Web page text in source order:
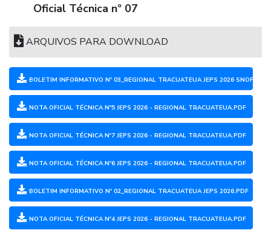
Oficial Técnica nº 07
ARQUIVOS PARA DOWNLOAD
BOLETIM INFORMATIVO Nº 03_REGIONAL TRACUATEUA JEPS 2026 SNOF.PDF
NOTA OFICIAL TÉCNICA Nº5 JEPS 2026 - REGIONAL TRACUATEUA.PDF
NOTA OFICIAL TÉCNICA Nº7 JEPS 2026 - REGIONAL TRACUATEUA.PDF
NOTA OFICIAL TÉCNICA Nº6 JEPS 2026 - REGIONAL TRACUATEUA.PDF
BOLETIM INFORMATIVO Nº 02_REGIONAL TRACUATEUA JEPS 2026.PDF
NOTA OFICIAL TÉCNICA Nº4 JEPS 2026 - REGIONAL TRACUATEUA.PDF